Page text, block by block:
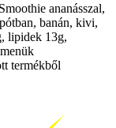
ananásszal,
banán, kivi,
lipidek 13g,
termékből